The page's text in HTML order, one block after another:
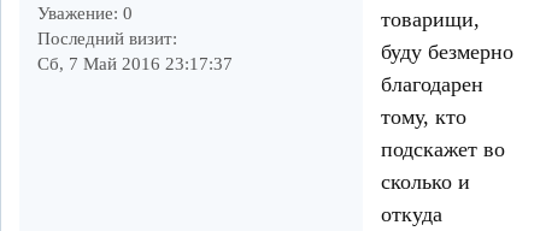
Уважение: 0
Последний визит:
Сб, 7 Май 2016 23:17:37
товарищи,
буду безмерно
благодарен
тому, кто
подскажет во
сколько и
откуда